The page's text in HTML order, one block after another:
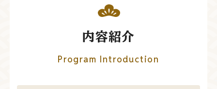
内容紹介
Program Introduction